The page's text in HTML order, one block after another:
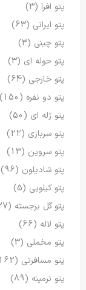
پتو افرا (3)
پتو ایرانی (63)
پتو چینی (3)
پتو حوله ای (3)
پتو خارجی (64)
پتو دو نفره (150)
پتو ژله ای (50)
پتو سربازی (22)
پتو سروین (13)
پتو شادیلون (96)
پتو کیلویی (5)
پتو گل برجسته (127)
پتو لاله (66)
پتو مخملی (3)
پتو مسافرتی (162)
پتو نرمینه (89)